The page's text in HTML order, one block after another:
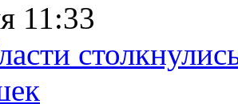
11:33